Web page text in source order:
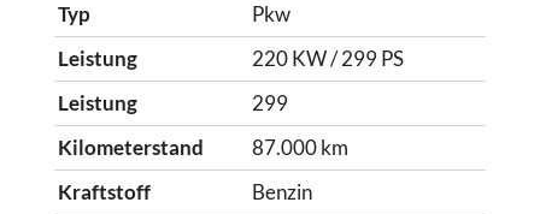
Typ
Pkw
Leistung
220 KW / 299 PS
Leistung
299
Kilometerstand
87.000 km
Kraftstoff
Benzin